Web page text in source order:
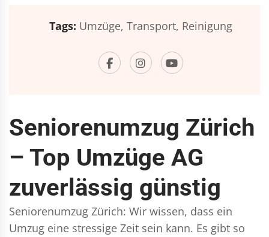
Tags: Umzüge, Transport, Reinigung
Seniorenumzug Zürich
– Top Umzüge AG
zuverlässig günstig
Seniorenumzug Zürich: Wir wissen, dass ein
Umzug eine stressige Zeit sein kann. Es gibt so